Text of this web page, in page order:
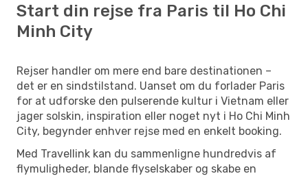
Start din rejse fra Paris til Ho Chi
Minh City
Rejser handler om mere end bare destinationen –
det er en sindstilstand. Uanset om du forlader Paris
for at udforske den pulserende kultur i Vietnam eller
jager solskin, inspiration eller noget nyt i Ho Chi Minh
City, begynder enhver rejse med en enkelt booking.
Med Travellink kan du sammenligne hundredvis af
flymuligheder, blande flyselskaber og skabe en